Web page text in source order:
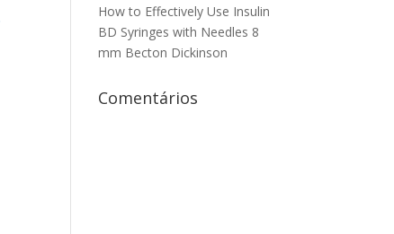
How to Effectively Use Insulin
BD Syringes with Needles 8
mm Becton Dickinson
Comentários